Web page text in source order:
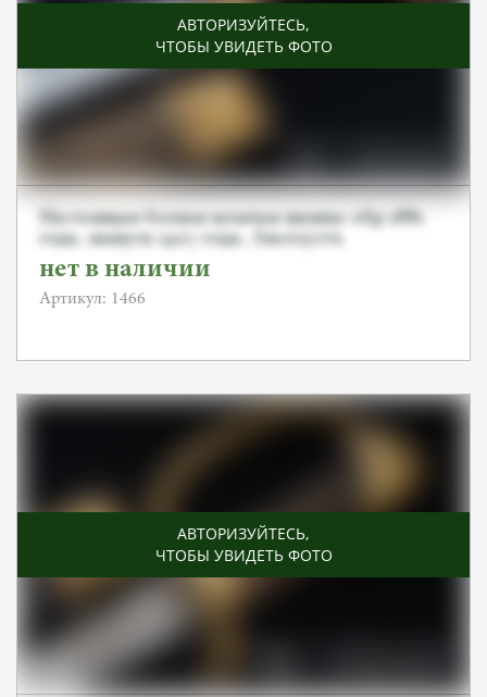
АВТОРИЗУЙТЕСЬ,
ЧТОБЫ УВИДЕТЬ ФОТО
Настоящая боевая казачья шашка обр 1881
года, выпуск 1907 года, Златоустъ
нет в наличии
Артикул: 1466
АВТОРИЗУЙТЕСЬ,
ЧТОБЫ УВИДЕТЬ ФОТО